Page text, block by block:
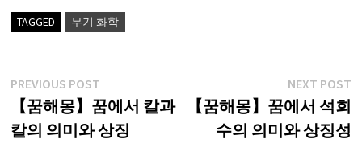
TAGGED 무기 화학
글
탐
색
PREVIOUS POSTPrevious
post:
【꿈해몽】꿈에서 칼과
칼의 의미와 상징
NEXT POST
【꿈해몽】꿈에서 석회
수의 의미와 상징성